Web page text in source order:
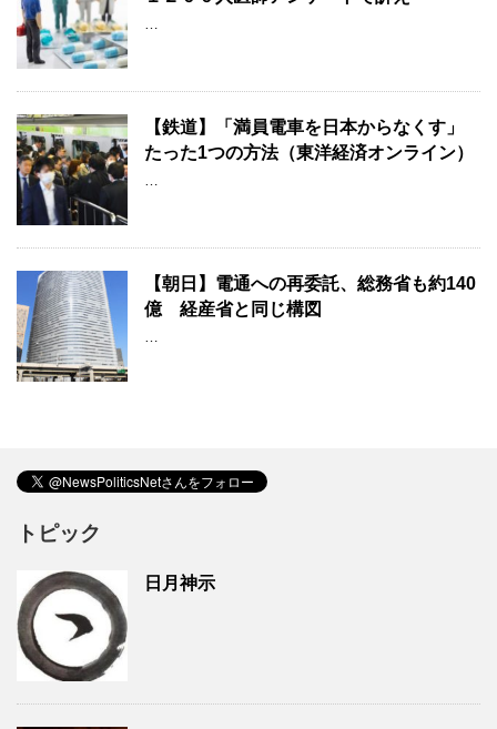
…
【鉄道】「満員電車を日本からなくす」
たった1つの方法（東洋経済オンライン）
…
【朝日】電通への再委託、総務省も約140
億 経産省と同じ構図
…
トピック
日月神示